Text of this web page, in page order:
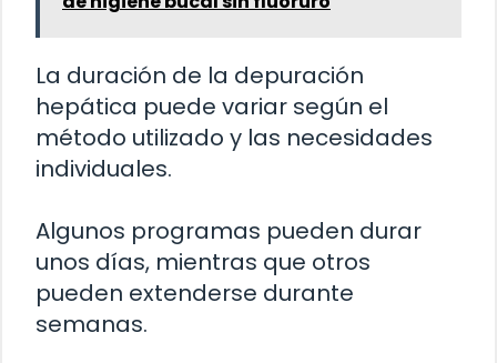
La duración de la depuración
hepática puede variar según el
método utilizado y las necesidades
individuales.
Algunos programas pueden durar
unos días, mientras que otros
pueden extenderse durante
semanas.